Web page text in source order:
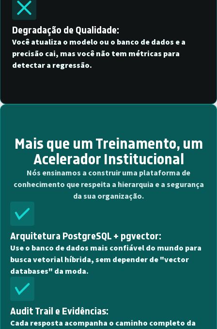
Degradação de Qualidade:
Você atualiza o modelo ou o banco de dados e a
precisão cai, mas você não tem métricas para
detectar a regressão.
Mais que um Treinamento, um
Acelerador Institucional
Nós ensinamos a construir uma plataforma de
conhecimento que respeita a hierarquia e a segurança
da sua organização.
Arquitetura PostgreSQL + pgvector:
Use o banco de dados mais confiável do mundo para
busca vetorial híbrida, sem depender de "vector
databases" da moda.
Audit Trail e Evidências:
Cada resposta acompanha o caminho completo da